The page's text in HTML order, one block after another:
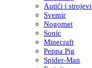
Autići i strojevi
Svemir
Nogomet
Sonic
Minecraft
Peppa Pig
Spider-Man